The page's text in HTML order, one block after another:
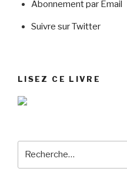
Abonnement par Email
Suivre sur Twitter
LISEZ CE LIVRE